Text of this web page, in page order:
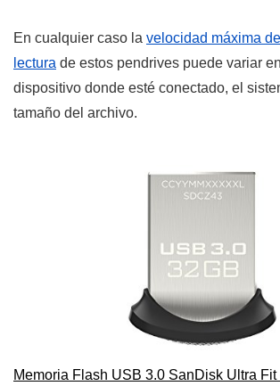
En cualquier caso la velocidad máxima
lectura de estos pendrives puede variar
dispositivo donde esté conectado, el
tamaño del archivo.
Memoria Flash USB 3.0 SanDisk Ultra Fit